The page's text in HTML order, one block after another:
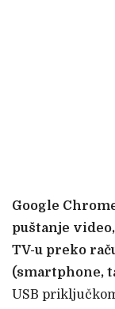
Google
puštanje
TV-u preko
(smartphone,
USB